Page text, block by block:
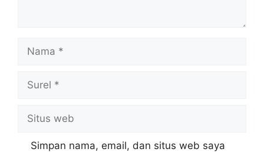
web
Simpan nama, email, dan situs web saya